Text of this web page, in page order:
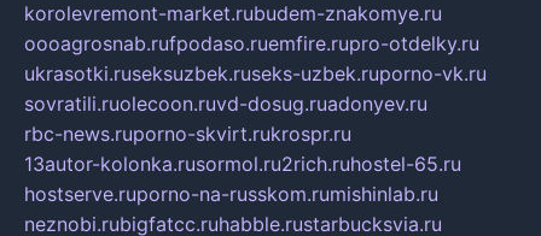
korolevremont-market.rubudem-znakomye.ru
oooagrosnab.rufpodaso.ruemfire.rupro-otdelky.ru
ukrasotki.ruseksuzbek.ruseks-uzbek.ruporno-vk.ru
sovratili.ruolecoon.ruvd-dosug.ruadonyev.ru
rbc-news.ruporno-skvirt.rukrospr.ru
13autor-kolonka.rusormol.ru2rich.ruhostel-65.ru
hostserve.ruporno-na-russkom.rumishinlab.ru
neznobi.rubigfatcc.ruhabble.rustarbucksvia.ru